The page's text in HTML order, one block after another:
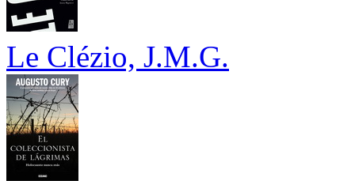
Le Clézio, J.M.G.